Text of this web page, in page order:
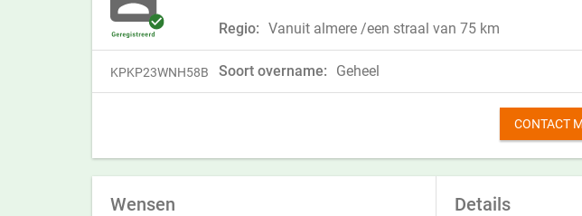
Regio: Vanuit almere /een straal van 75 km
KPKP23WNH58B Soort overname: Geheel
CONTACT
Wensen Details